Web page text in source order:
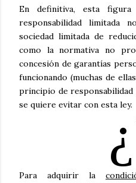
En definitiva, esta figura
responsabilidad limitada
sociedad limitada de
como la normativa no
concesión de garantías
funcionando (muchas de
principio de
se quiere evitar con esta ley.
Para adquirir la